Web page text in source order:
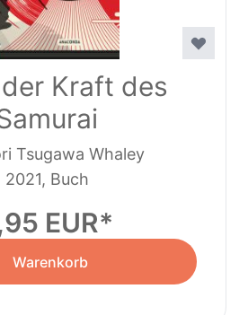
Kraft des
Tsugawa Whaley
2021, Buch
EUR
Warenkorb